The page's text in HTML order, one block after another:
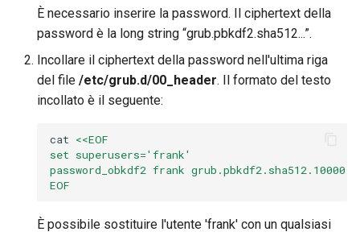
È necessario inserire la password. Il ciphertext della
password è la long string “grub.pbkdf2.sha512...”.
Incollare il ciphertext della password nell'ultima riga
del file /etc/grub.d/00_header. Il formato del testo
incollato è il seguente:
cat <<EOF
set superusers='frank'
password_obkdf2 frank
EOF
È possibile sostituire l'utente 'frank' con un qualsiasi